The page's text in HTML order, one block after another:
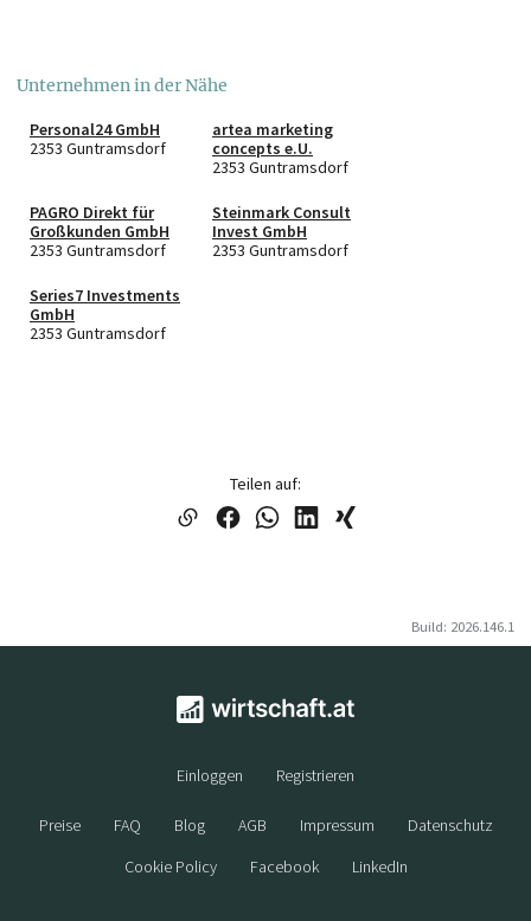
Unternehmen in der Nähe
Personal24 GmbH
2353 Guntramsdorf
artea marketing
concepts e.U.
2353 Guntramsdorf
PAGRO Direkt für
Großkunden GmbH
2353 Guntramsdorf
Steinmark Consult
Invest GmbH
2353 Guntramsdorf
Series7 Investments
GmbH
2353 Guntramsdorf
Teilen auf:
Build: 2026.146.1
Einloggen Registrieren
Preise FAQ Blog AGB Impressum
Datenschutz
Cookie Policy
Facebook LinkedIn